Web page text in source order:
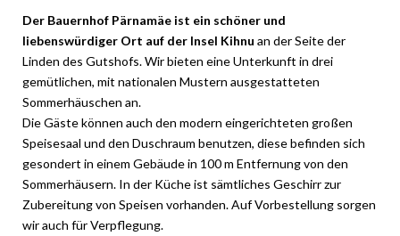
Der Bauernhof Pärnamäe ist ein schöner und
liebenswürdiger Ort auf der Insel Kihnu an der Seite der
Linden des Gutshofs. Wir bieten eine Unterkunft in drei
gemütlichen, mit nationalen Mustern ausgestatteten
Sommerhäuschen an.
Die Gäste können auch den modern eingerichteten großen
Speisesaal und den Duschraum benutzen, diese befinden sich
gesondert in einem Gebäude in 100 m Entfernung von den
Sommerhäusern. In der Küche ist sämtliches Geschirr zur
Zubereitung von Speisen vorhanden. Auf Vorbestellung sorgen
wir auch für Verpflegung.